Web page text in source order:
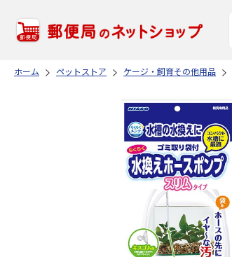
ホーム ペットストア ケージ・飼育その他用品